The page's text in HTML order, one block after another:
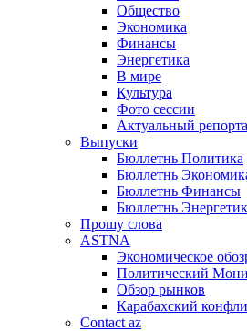
Общество
Экономика
Финансы
Энергетика
В мире
Культура
Фото сессии
Актуальный
Выпуски
Бюллетнь Политика
Бюллетнь
Бюллетнь Финансы
Бюллетнь
Прошу слова
ASTNA
Экономическое
Политический
Обзор рынков
Карабахский
Contact az